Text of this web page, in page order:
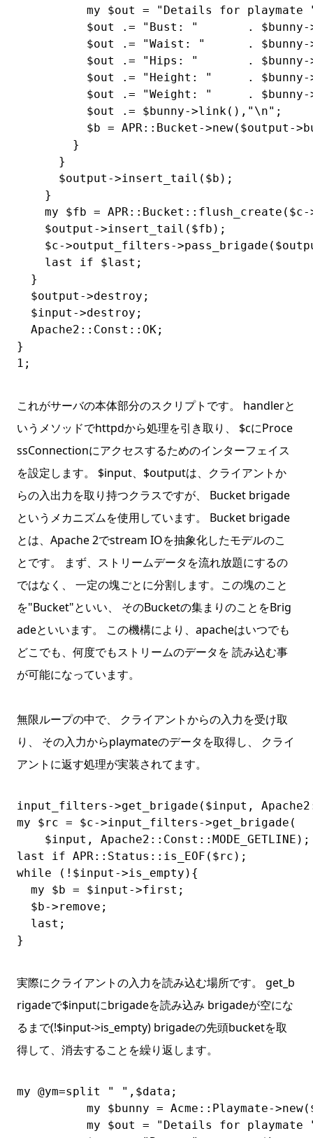
my $out = "Details for playmate
$out .= "Bust: "       .
$out .= "Waist: "      .
$out .= "Hips: "       .
$out .= "Height: "     .
$out .= "Weight: "     .
          $out .= $bunny->link(),"\n";
$b = APR::Bucket->new($output-
        }
      }
      $output->insert_tail($b);
    }
my $fb =
    $output->insert_tail($fb);
$c->output_filters-
    last if $last;
  }
  $output->destroy;
  $input->destroy;
  Apache2::Const::OK;
}
1;
これがサーバの本体部分のスクリプトです。 handlerと
いうメソッドでhttpdから処理を引き取り、 $cにProce
ssConnectionにアクセスするためのインターフェイス
を設定します。 $input、$outputは、クライアントか
らの入出力を取り持つクラスですが、 Bucket brigade
というメカニズムを使用しています。 Bucket brigade
とは、Apache 2でstream IOを抽象化したモデルのこ
とです。 まず、ストリームデータを流れ放題にするの
ではなく、 一定の塊ごとに分割します。この塊のこと
を"Bucket"といい、 そのBucketの集まりのことをBrig
adeといいます。 この機構により、apacheはいつでも
どこでも、何度でもストリームのデータを 読み込む事
が可能になっています。
無限ループの中で、 クライアントからの入力を受け取
り、 その入力からplaymateのデータを取得し、 クライ
アントに返す処理が実装されてます。
input_filters->get_brigade($input,
my $rc = $c->input_filters->get_brigade(
    $input, Apache2::Const::MODE_GETLINE);
last if APR::Status::is_EOF($rc);
while (!$input->is_empty){
  my $b = $input->first;
  $b->remove;
  last;
}
実際にクライアントの入力を読み込む場所です。 get_b
rigadeで$inputにbrigadeを読み込み brigadeが空にな
るまで(!$input->is_empty) brigadeの先頭bucketを取
得して、消去することを繰り返します。
my @ym=split " ",$data;
my $bunny = Acme::Playmate-
my $out = "Details for playmate